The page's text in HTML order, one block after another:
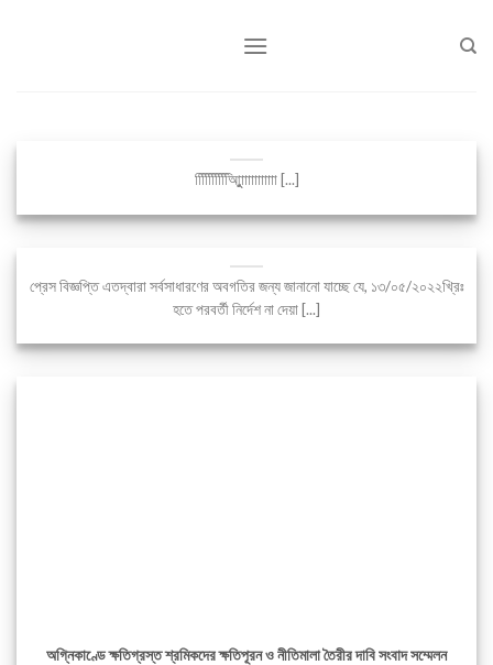
আাািািািুিাািািুিাািািাি [...]
প্রেস বিজ্ঞপ্তি এতদ্বারা সর্বসাধারণের অবগতির জন্য জানানো যাচ্ছে যে, ১৩/০৫/২০২২খ্রিঃ
হতে পরবর্তী নির্দেশ না দেয়া [...]
অগ্নিকাণ্ডে ক্ষতিগ্রস্ত শ্রমিকদের ক্ষতিপূরন ও নীতিমালা তৈরীর দাবি সংবাদ সম্মেলন